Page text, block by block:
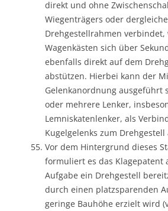
direkt und ohne
Wiegenträgers oder
Drehgestellrahmen
Wagenkästen sich über
ebenfalls direkt auf dem
abstützen. Hierbei kann der
Gelenkanordnung ausgeführt
oder mehrere Lenker,
Lemniskatenlenker, als
Kugelgelenks zum
Vor dem Hintergrund dieses
formuliert es das Klagepatent
Aufgabe ein Drehgestell
durch einen platzsparenden
geringe Bauhöhe erzielt wird